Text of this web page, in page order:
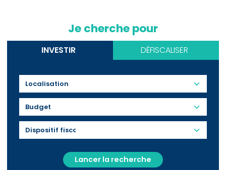
Je cherche pour
INVESTIR DÉFISCALISER
Budget
Lancer la recherche